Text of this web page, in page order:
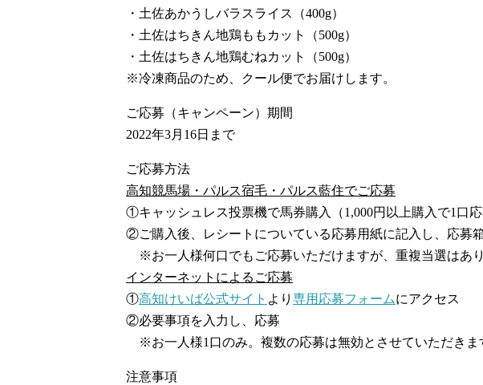
・土佐あかうしバラスライス（400g）
・土佐はちきん地鶏ももカット（500g）
・土佐はちきん地鶏むねカット（500g）
※冷凍商品のため、クール便でお届けします。
ご応募（キャンペーン）期間
2022年3月16日まで
ご応募方法
高知競馬場・パルス宿毛・パルス藍住でご応募
①キャッシュレス投票機で馬券購入（1,000円以上購入で1口応
②ご購入後、レシートについている応募用紙に記入し、応募
※お一人様何口でもご応募いただけますが、重複当選はあり
インターネットによるご応募
①高知けいば公式サイト より 専用応募フォームにアクセス
②必要事項を入力し、応募
※お一人様1口のみ。複数の応募は無効とさせていただきま
注意事項